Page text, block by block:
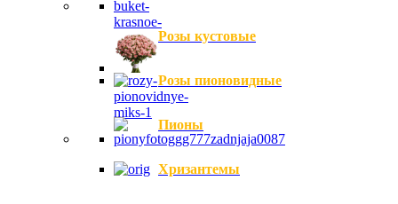
Розы кустовые
Розы пионовидные
Пионы
Хризантемы